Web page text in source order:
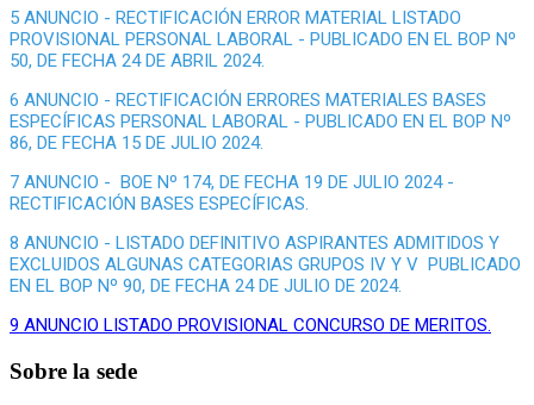
5 ANUNCIO - RECTIFICACIÓN ERROR MATERIAL LISTADO
PROVISIONAL PERSONAL LABORAL - PUBLICADO EN EL BOP Nº
50, DE FECHA 24 DE ABRIL 2024.
6 ANUNCIO - RECTIFICACIÓN ERRORES MATERIALES BASES
ESPECÍFICAS PERSONAL LABORAL - PUBLICADO EN EL BOP Nº
86, DE FECHA 15 DE JULIO 2024.
7 ANUNCIO - BOE Nº 174, DE FECHA 19 DE JULIO 2024 -
RECTIFICACIÓN BASES ESPECÍFICAS.
8 ANUNCIO - LISTADO DEFINITIVO ASPIRANTES ADMITIDOS Y
EXCLUIDOS ALGUNAS CATEGORIAS GRUPOS IV Y V PUBLICADO
EN EL BOP Nº 90, DE FECHA 24 DE JULIO DE 2024.
9 ANUNCIO LISTADO PROVISIONAL CONCURSO DE MERITOS.
Sobre la sede